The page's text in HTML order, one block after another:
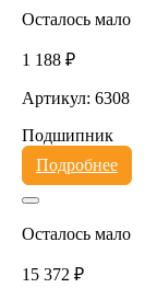
Осталось мало
1 188 ₽
Артикул: 6308
Подшипник
Подробнее
Осталось мало
15 372 ₽